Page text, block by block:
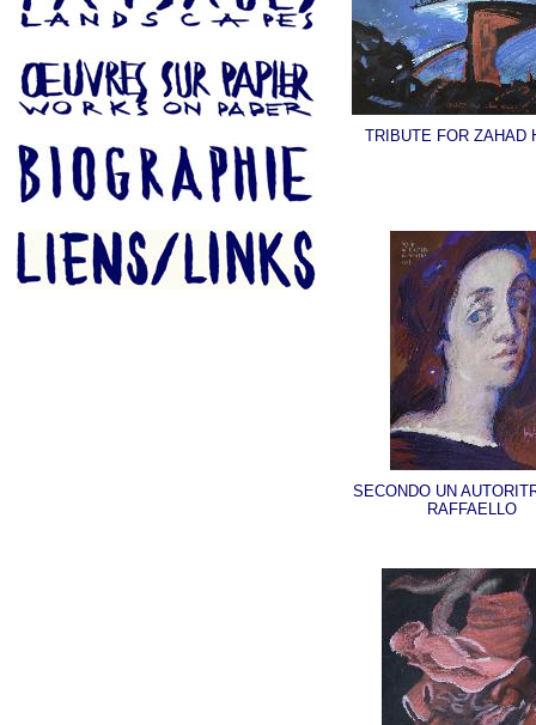
TRIBUTE FOR ZAHAD
SECONDO UN
RAFFAELLO